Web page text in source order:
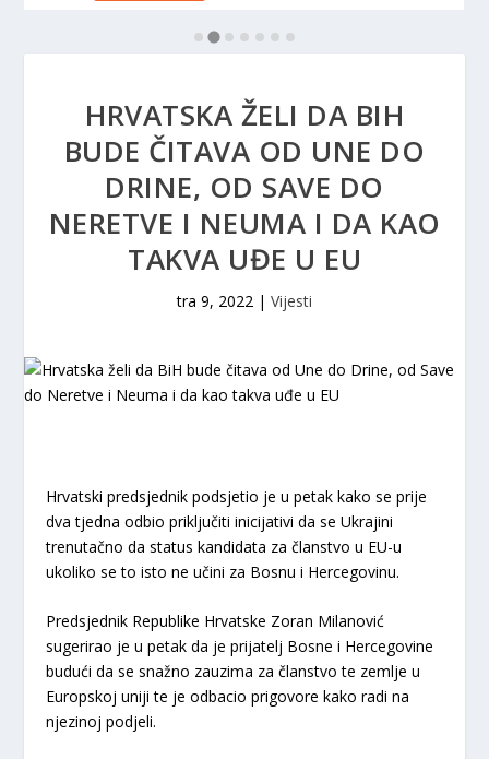
HRVATSKA ŽELI DA BIH
BUDE ČITAVA OD UNE DO
DRINE, OD SAVE DO
NERETVE I NEUMA I DA KAO
TAKVA UĐE U EU
tra 9, 2022 | Vijesti
Hrvatski predsjednik podsjetio je u petak kako se prije
dva tjedna odbio priključiti inicijativi da se Ukrajini
trenutačno da status kandidata za članstvo u EU-u
ukoliko se to isto ne učini za Bosnu i Hercegovinu.
Predsjednik Republike Hrvatske Zoran Milanović
sugerirao je u petak da je prijatelj Bosne i Hercegovine
budući da se snažno zauzima za članstvo te zemlje u
Europskoj uniji te je odbacio prigovore kako radi na
njezinoj podjeli.